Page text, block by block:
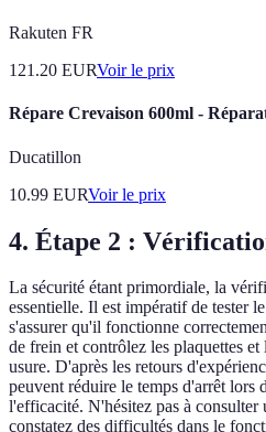
Rakuten FR
121.20 EURVoir le prix
Répare Crevaison 600ml -
Ducatillon
10.99 EURVoir le prix
4. Étape 2 :
La sécurité étant primordiale, la
essentielle. Il est impératif de tester
s'assurer qu'il fonctionne
de frein et contrôlez les plaquettes
usure. D'après les retours
peuvent réduire le temps d'arrêt lors
l'efficacité. N'hésitez pas à consulter
constatez des difficultés dans le